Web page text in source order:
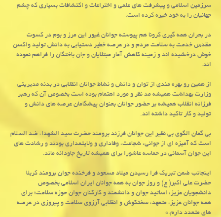
سرزمین اسلامی و پیشرفت های علمی و اختراعات و اکتشافات بسیاری که چشم
جهانیان را به خود خیره کرده است.
در بحران همه گیری کرونا هم پیوسته جوانان غیور این مرز و بوم در کسوت
مقدس خدمت به سلامت مردم و در عرصه خطیر دستیابی به دانش تولید واکسن
خوش درخشیده اند و زمینه کاهش آمار مبتلایان و جان باختگان را فراهم نموده
اند.
از همین رو بهره مندی از توان و دانش و نشاط جوانان انقلابی در بدنه مدیریتی
وزارت بهداشت همیشه مد نظر و مورد اهتمام بوده است بخصوص آن که رهبر
فرزانه انقلاب همیشه بر حضور جوانان بعنوان پیشگامان عرصه های دانش و
تولید و کار تاکید داشته اند.
بی گمان الگوی بی نظیر این جوانان فرزند برومند حضرت سید الشهداء ضد السلام
است که آمیزه ای از جوانی، شجاعت، وفاداری و ولایتمداری بودند و رشادت های
این جوان آسمانی در حماسه عاشورا برای همیشه تاریخ جاودانه ماند.
اینجانب ضمن تبریک فرا رسیدن میلاد مسعود و فرخنده جوان برومند کربلا
حضرت علی اکبر( ع) و روز جوان به همه جوانان ایران اسلامی بخصوص
دانشجویان عزیز، اساتید جوان و دانشمند و کارکنان جوان حوزه سلامت؛ برای
همه جوانان عزیز، متعهد، سختکوش و انقلابی آرزوی سلامت و پیروزی در عرصه
های متعدد دارم.»